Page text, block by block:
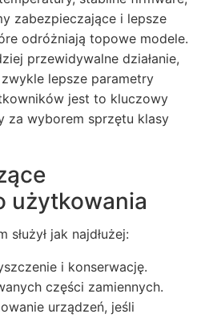
zabezpieczające i lepsze
odróżniają topowe modele.
przewidywalne działanie,
lepsze parametry
jest to kluczowy
za wyborem sprzętu klasy
użytkowania
jak najdłużej:
i konserwację.
części zamiennych.
urządzeń, jeśli